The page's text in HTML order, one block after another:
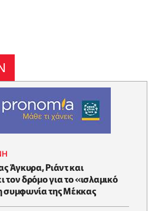
Άγκυρα, Ριάντ και
τον δρόμο για το «ισλαμικό
συμφωνία της Μέκκας